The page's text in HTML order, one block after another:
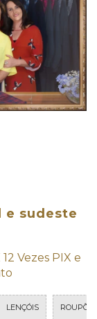
e sudeste
Vezes PIX e
LENÇÓIS